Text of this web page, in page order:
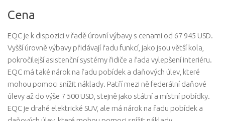
Cena
EQC je k dispozici v řadě úrovní výbavy s cenami od 67 945 USD.
Vyšší úrovně výbavy přidávají řadu funkcí, jako jsou větší kola,
pokročilejší asistenční systémy řidiče a řada vylepšení interiéru.
EQC má také nárok na řadu pobídek a daňových úlev, které
mohou pomoci snížit náklady. Patří mezi ně federální daňové
úlevy až do výše 7 500 USD, stejně jako státní a místní pobídky.
EQC je drahé elektrické SUV, ale má nárok na řadu pobídek a